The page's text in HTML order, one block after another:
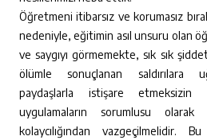
Öğretmeni itibarsız ve korumasız
nedeniyle, eğitimin asıl unsuru olan
ve saygıyı görmemekte, sık sık
ölümle sonuçlanan saldırılara
paydaşlarla istişare etmeksizin
uygulamaların sorumlusu
kolaycılığından vazgeçilmelidir.